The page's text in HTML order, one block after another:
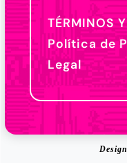
TÉRMINOS
Política de
Legal